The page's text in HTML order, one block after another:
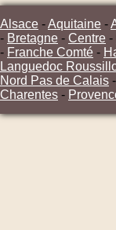
Alsace -Aquitaine -
- Bretagne - Centre -
- Franche Comté -
Languedoc
Nord Pas de Calais -
Charentes -